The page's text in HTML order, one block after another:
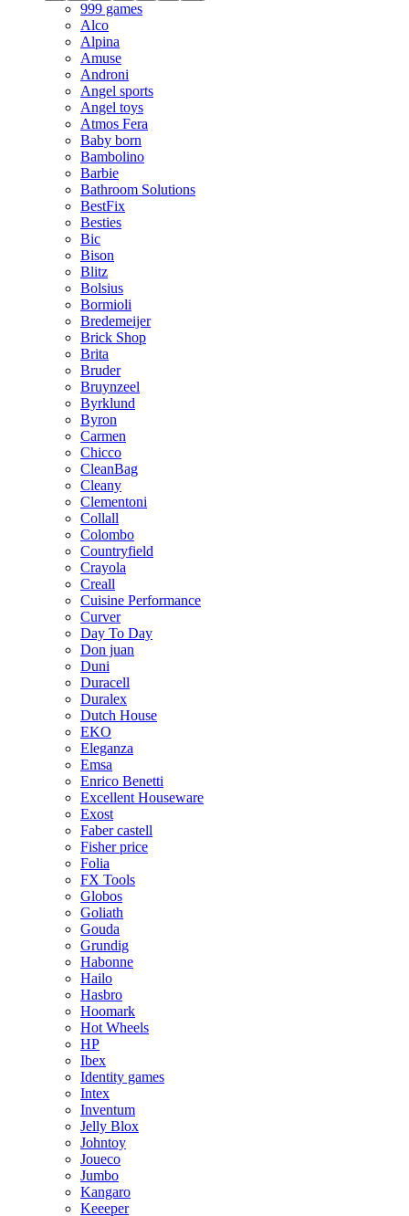
999 games
Alco
Alpina
Amuse
Androni
Angel sports
Angel toys
Atmos Fera
Baby born
Bambolino
Barbie
Bathroom Solutions
BestFix
Besties
Bic
Bison
Blitz
Bolsius
Bormioli
Bredemeijer
Brick Shop
Brita
Bruder
Bruynzeel
Byrklund
Byron
Carmen
Chicco
CleanBag
Cleany
Clementoni
Collall
Colombo
Countryfield
Crayola
Creall
Cuisine Performance
Curver
Day To Day
Don juan
Duni
Duracell
Duralex
Dutch House
EKO
Eleganza
Emsa
Enrico Benetti
Excellent Houseware
Exost
Faber castell
Fisher price
Folia
FX Tools
Globos
Goliath
Gouda
Grundig
Habonne
Hailo
Hasbro
Hoomark
Hot Wheels
HP
Ibex
Identity games
Intex
Inventum
Jelly Blox
Johntoy
Joueco
Jumbo
Kangaro
Keeeper